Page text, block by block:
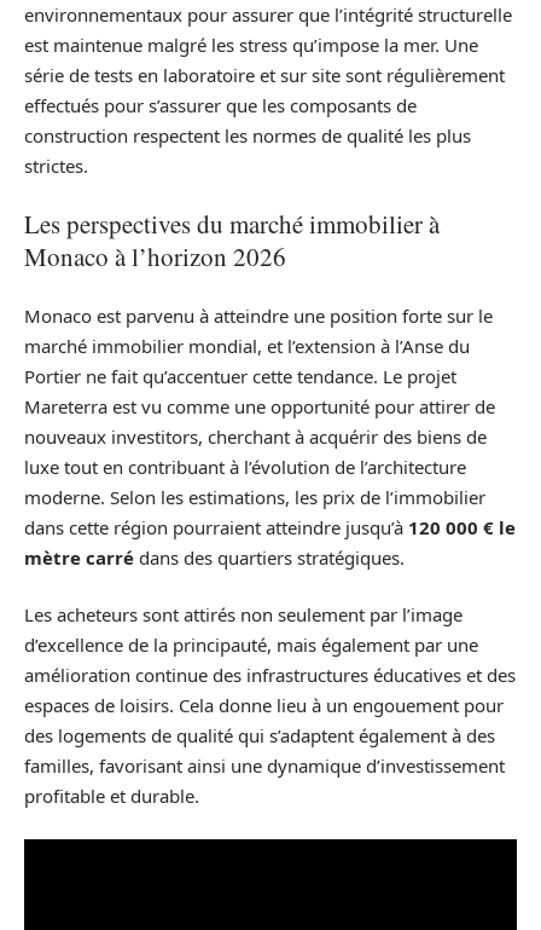
environnementaux pour assurer que l’intégrité structurelle
est maintenue malgré les stress qu’impose la mer. Une
série de tests en laboratoire et sur site sont régulièrement
effectués pour s’assurer que les composants de
construction respectent les normes de qualité les plus
strictes.
Les perspectives du marché immobilier à
Monaco à l’horizon 2026
Monaco est parvenu à atteindre une position forte sur le
marché immobilier mondial, et l’extension à l’Anse du
Portier ne fait qu’accentuer cette tendance. Le projet
Mareterra est vu comme une opportunité pour attirer de
nouveaux investitors, cherchant à acquérir des biens de
luxe tout en contribuant à l’évolution de l’architecture
moderne. Selon les estimations, les prix de l’immobilier
dans cette région pourraient atteindre jusqu’à 120 000 € le
mètre carré dans des quartiers stratégiques.
Les acheteurs sont attirés non seulement par l’image
d’excellence de la principauté, mais également par une
amélioration continue des infrastructures éducatives et des
espaces de loisirs. Cela donne lieu à un engouement pour
des logements de qualité qui s’adaptent également à des
familles, favorisant ainsi une dynamique d’investissement
profitable et durable.